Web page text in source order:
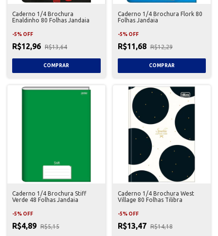
Caderno 1/4 Brochura
Enaldinho 80 Folhas Jandaia
-5% OFF
R$12,96 R$13,64
Caderno 1/4 Brochura Flork 80
Folhas Jandaia
-5% OFF
R$11,68 R$12,29
Caderno 1/4 Brochura Stiff
Verde 48 Folhas Jandaia
-5% OFF
R$4,89 R$5,15
Caderno 1/4 Brochura West
Village 80 Folhas Tilibra
-5% OFF
R$13,47 R$14,18